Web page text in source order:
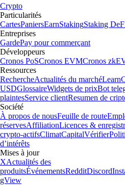
Crypto
Particularités
CartesPaniersEarnStakingStaking
Entreprises
GardePay pour commerçant
Développeurs
Cronos PoSCronos EVMCronos
Ressources
RechercheActualités du marchéLearn
USDGlossaireWidgets de prixBot
plaintesService clientResumen de
Société
À propos de nousFeuille de route
réservesAffiliationLicences &
crypto-actifsClimatCapitalVérifier
d’intérêts
Mises à jour
XActualités des
produitsÉvénementsRedditDiscord
gView